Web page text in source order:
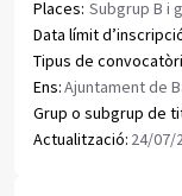
Places: Subgrup B i
Data límit
Tipus de
Ens:Ajuntament de
Grup o subgrup de
Actualització: 24/07/